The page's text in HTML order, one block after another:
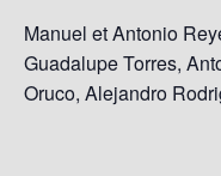
Manuel et Antonio
Guadalupe Torres,
Oruco, Alejandro